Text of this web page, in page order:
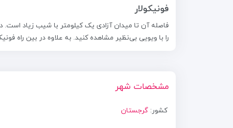
فونیکولار
فاصله آن تا میدان آزادی یک کیلومتر با شیب زیاد است.
را با ویویی بی‌نظیر مشاهده کنید. به علاوه در بین راه
مشخصات شهر
کشور: گرجستان